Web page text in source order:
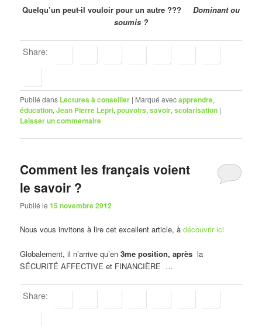
Quelqu’un peut-il vouloir pour un autre ???
Dominant ou
soumis ?
Share:
Publié dans Lectures à conseiller | Marqué avecapprendre,
éducation,Jean Pierre Lepri,pouvoirs,savoir,scolarisation |
Laisser un commentaire
Comment les français voient
le savoir ?
Publié le15 novembre 2012
Nous vous invitons à lire cet excellent article, à découvrir ici
Globalement, il n’arrive qu’en 3me position, après la
SÉCURITÉ AFFECTIVE et FINANCIÈRE …
Share: